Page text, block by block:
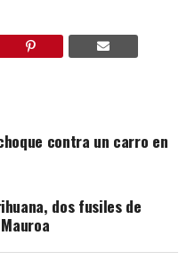
contra un carro en
dos fusiles de